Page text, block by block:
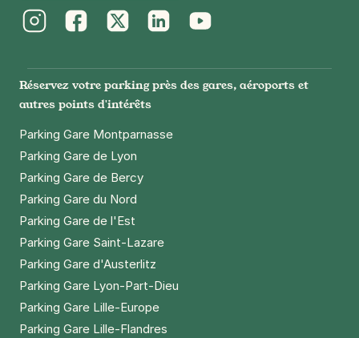
Réservez votre parking près des gares, aéroports et
autres points d'intérêts
Parking Gare Montparnasse
Parking Gare de Lyon
Parking Gare de Bercy
Parking Gare du Nord
Parking Gare de l'Est
Parking Gare Saint-Lazare
Parking Gare d'Austerlitz
Parking Gare Lyon-Part-Dieu
Parking Gare Lille-Europe
Parking Gare Lille-Flandres